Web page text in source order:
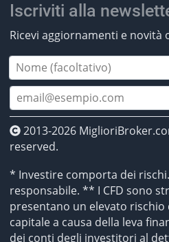
Iscriviti alla
Ricevi aggiornamenti e novità
2013-2026
reserved.
* Investire comporta dei
responsabile. ** I CFD sono
presentano un elevato
capitale a causa della leva
dei conti degli investitori al